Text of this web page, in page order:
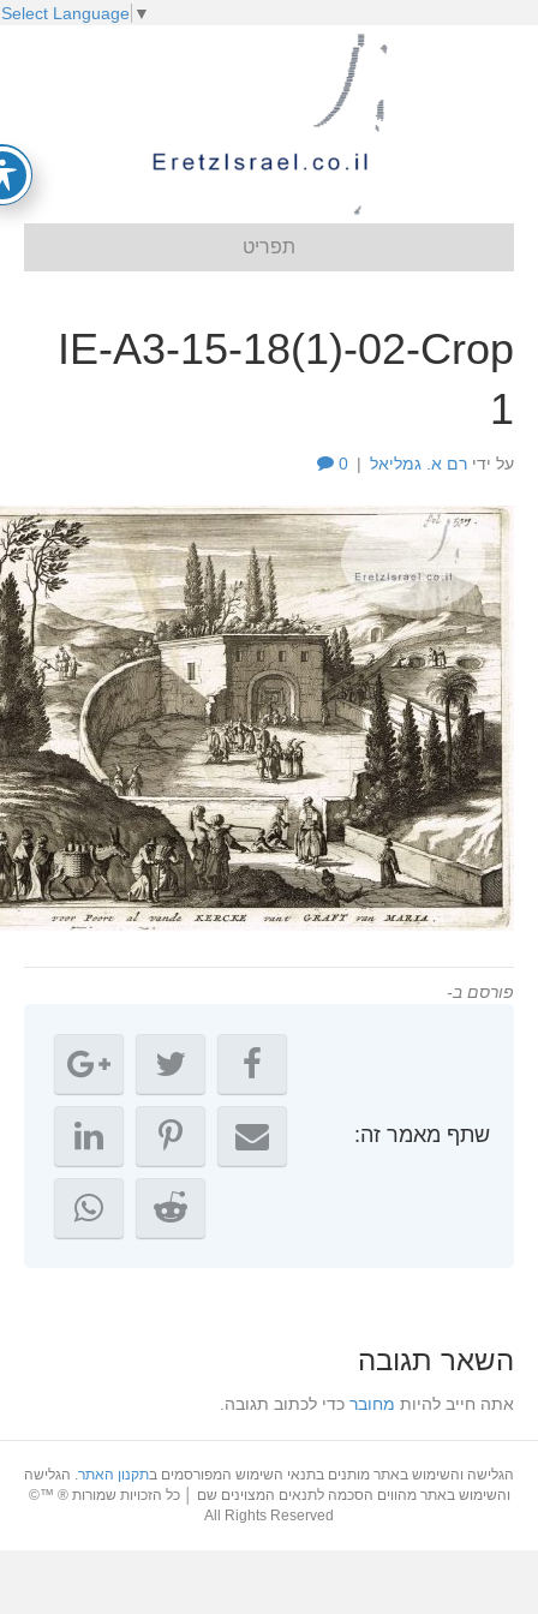
Select Language
תפריט
IE-A3-15-18(1)-02-
ידי רם א. גמליאל|
0
ב-
שתף מאמר זה:
תגובה
חייב להיותמחוברכדי לכתוב תגובה.
והשימוש באתר מותנים בתנאי השימוש המפורסמים בתקנון האתר. הגלישה
והשימוש באתר מהווים הסכמה לתנאים המצוינים שם │ כל הזכויות שמורות ® ™©
All Rights Reserved